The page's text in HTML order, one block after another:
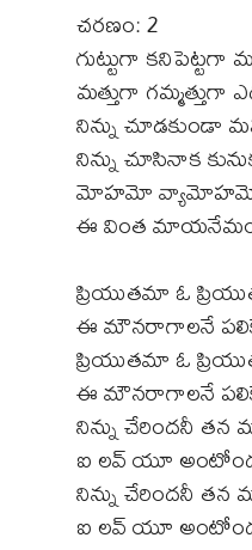
చరణం: 2
గుట్టుగా
మత్తుగా
నిన్ను చూడకుండా
నిన్ను చూసినాక
మోహమో
ఈ వింత
ప్రియుతమా ఓ
ఈ మౌనరాగాలనే
ప్రియుతమా ఓ
ఈ మౌనరాగాలనే
నిన్ను చేరిందనీ తన
ఐ లవ్ యూ
నిన్ను చేరిందనీ తన
ఐ లవ్ యూ